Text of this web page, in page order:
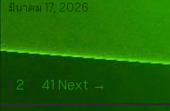
มีนาคม 17, 2026
1 2 … 41 Next →